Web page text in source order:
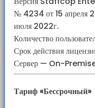
№ 4234 от 15 апреля
июля 2022г.
Количество
Срок действия
Сервер — On-
Тариф «Бессрочный»